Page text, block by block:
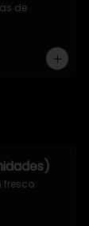
de
fresco.